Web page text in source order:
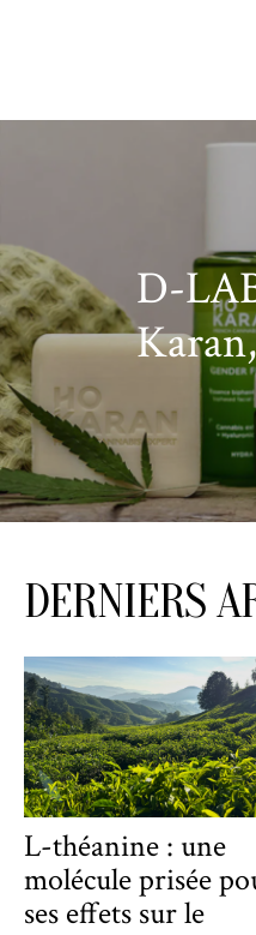
D-
DERNIERS
L-théanine : une
molécule prisée
ses effets sur le